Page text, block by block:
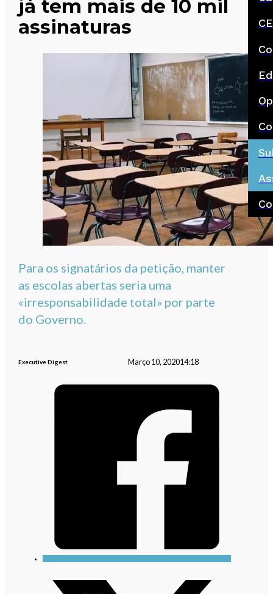
já tem mais de 10 mil
assinaturas
Para os signatários da petição, manter
as escolas abertas seria uma
«irresponsabilidade total» por parte
do Governo.
Executive Digest Março 10, 202014:18